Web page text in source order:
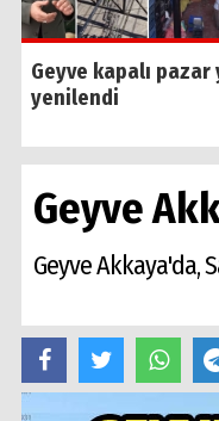
Geyve kapalı pazar
yenilendi
Geyve
Geyve Akkaya'da,